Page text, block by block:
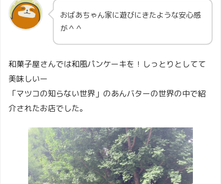
おばあちゃん家に遊びにきたような安心感
が＾＾
和菓子屋さんでは和風パンケーキを！しっとりとしてて
美味しいー
「マツコの知らない世界」のあんバターの世界の中で紹
介されたお店でした。